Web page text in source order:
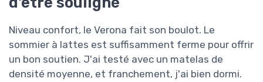
Niveau confort, le Verona fait son boulot. Le
sommier à lattes est suffisamment ferme pour offrir
un bon soutien. J'ai testé avec un matelas de
densité moyenne, et franchement, j'ai bien dormi.